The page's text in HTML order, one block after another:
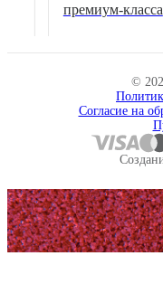
премиум-класса
©
Согласие на